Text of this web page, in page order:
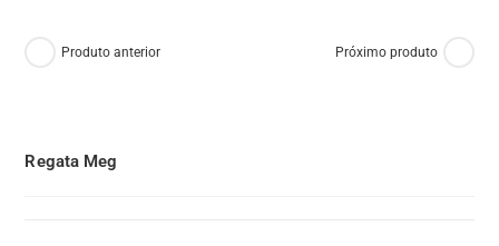
Produto anterior Próximo produto
Regata Meg